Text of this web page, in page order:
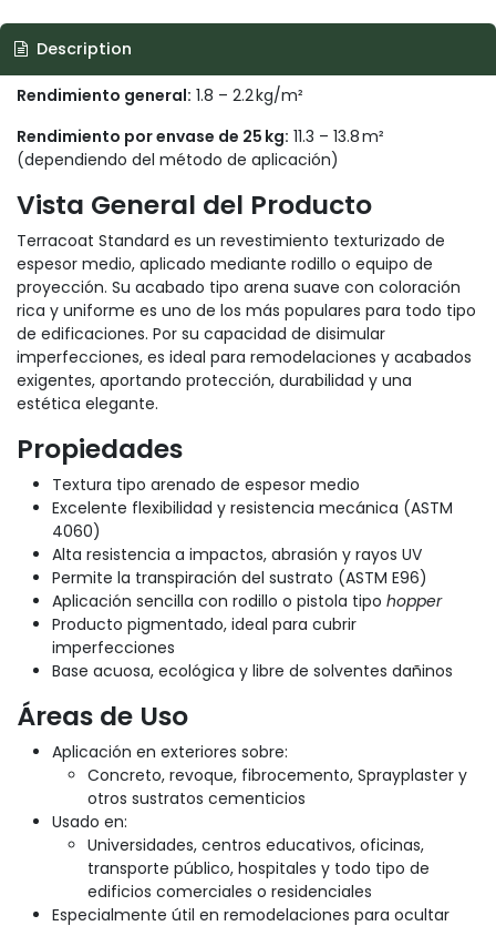
Description
Rendimiento general: 1.8 – 2.2 kg/m²
Rendimiento por envase de 25 kg: 11.3 – 13.8 m²
(dependiendo del método de aplicación)
Vista General del Producto
Terracoat Standard es un revestimiento texturizado de
espesor medio, aplicado mediante rodillo o equipo de
proyección. Su acabado tipo arena suave con coloración
rica y uniforme es uno de los más populares para todo tipo
de edificaciones. Por su capacidad de disimular
imperfecciones, es ideal para remodelaciones y acabados
exigentes, aportando protección, durabilidad y una
estética elegante.
Propiedades
Textura tipo arenado de espesor medio
Excelente flexibilidad y resistencia mecánica (ASTM
4060)
Alta resistencia a impactos, abrasión y rayos UV
Permite la transpiración del sustrato (ASTM E96)
Aplicación sencilla con rodillo o pistola tipo hopper
Producto pigmentado, ideal para cubrir
imperfecciones
Base acuosa, ecológica y libre de solventes dañinos
Áreas de Uso
Aplicación en exteriores sobre:
Concreto, revoque, fibrocemento, Sprayplaster y
otros sustratos cementicios
Usado en:
Universidades, centros educativos, oficinas,
transporte público, hospitales y todo tipo de
edificios comerciales o residenciales
Especialmente útil en remodelaciones para ocultar